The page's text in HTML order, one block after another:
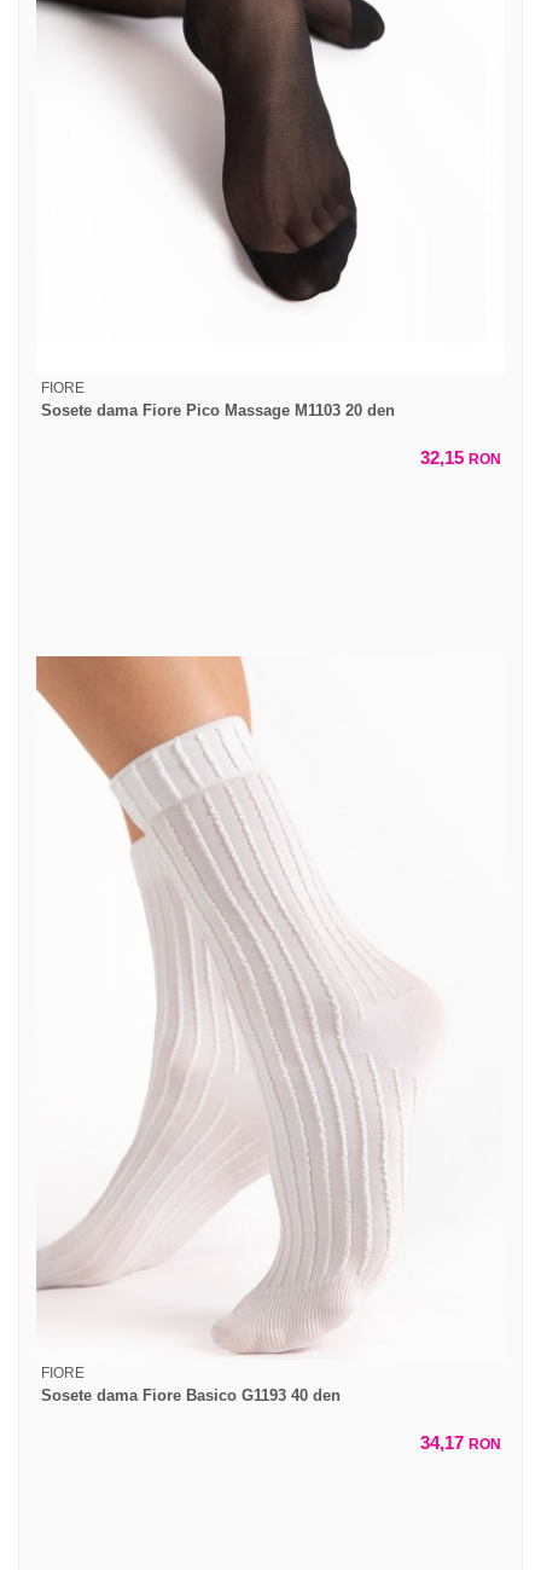
FIORE
Sosete dama Fiore Pico Massage M1103 20 den
32,15 RON
FIORE
Sosete dama Fiore Basico G1193 40 den
34,17 RON